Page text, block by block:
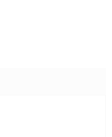
5 hviezdičiek.